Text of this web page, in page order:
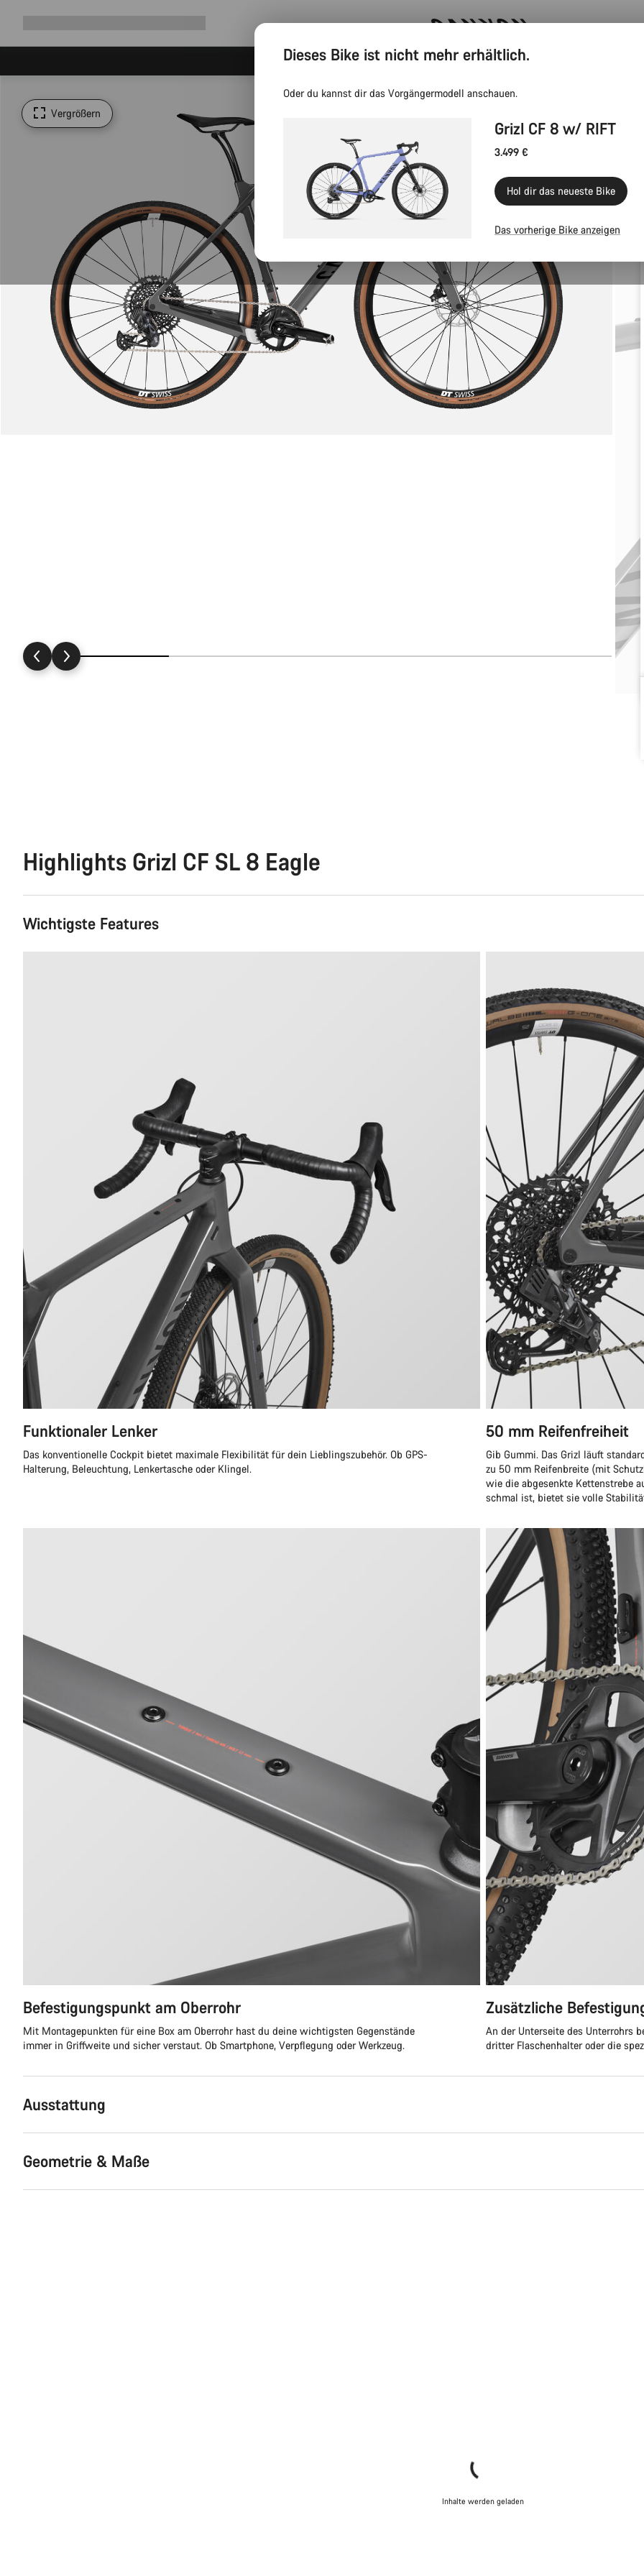
Spare mit dem Canyon Newsletter
Vergrößern
Highlights Grizl CF SL 8 Eagle
Wichtigste Features
Funktionaler Lenker
Das konventionelle Cockpit bietet maximale Flexibilität für dein Lieblingszubehör. Ob GPS-
Halterung, Beleuchtung, Lenkertasche oder Klingel.
50 mm Reifenfreiheit
Gib Gummi. Das Grizl läuft
zu 50 mm Reifenbreite (mit
wie die abgesenkte Kettenstrebe
schmal ist, bietet sie volle
Befestigungspunkt am Oberrohr
Mit Montagepunkten für eine Box am Oberrohr hast du deine wichtigsten Gegenstände
immer in Griffweite und sicher verstaut. Ob Smartphone, Verpflegung oder Werkzeug.
Zusätzliche
An der Unterseite des Unterrohrs
dritter Flaschenhalter oder die
Ausstattung
Geometrie & Maße
Inhalte werden geladen
Dieses Bike ist nicht mehr erhältlich.
Oder du kannst dir das Vorgängermodell anschauen.
Grizl CF 8 w/ RIFT
3.499 €
Hol dir das neueste Bike
Das vorherige Bike anzeigen